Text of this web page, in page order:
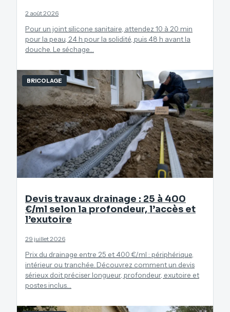
2 août 2026
Pour un joint silicone sanitaire, attendez 10 à 20 min
pour la peau, 24 h pour la solidité, puis 48 h avant la
douche. Le séchage…
BRICOLAGE
Devis travaux drainage : 25 à 400
€/ml selon la profondeur, l’accès et
l’exutoire
29 juillet 2026
Prix du drainage entre 25 et 400 €/ml : périphérique,
intérieur ou tranchée. Découvrez comment un devis
sérieux doit préciser longueur, profondeur, exutoire et
postes inclus…